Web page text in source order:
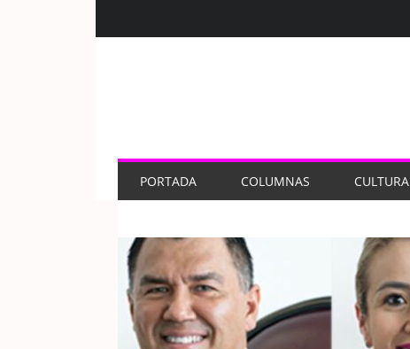
PORTADA COLUMNAS CULTURA